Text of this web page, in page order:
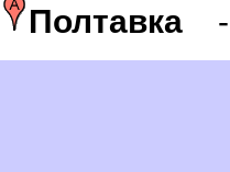
Полтавка